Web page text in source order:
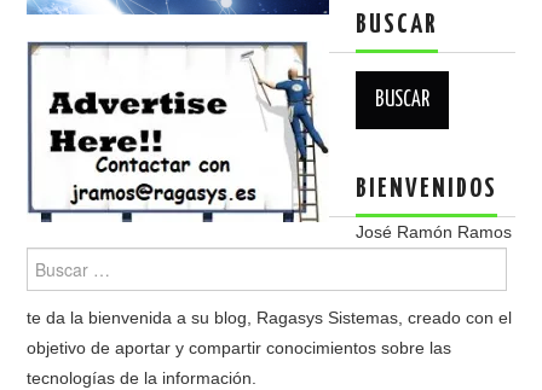
BUSCAR
BIENVENIDOS
José Ramón Ramos
te da la bienvenida a su blog, Ragasys Sistemas, creado con el
objetivo de aportar y compartir conocimientos sobre las
tecnologías de la información.